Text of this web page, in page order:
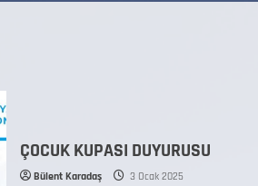
ÇOCUK KUPASI DUYURUSU
Bülent Karadaş 3 Ocak 2025